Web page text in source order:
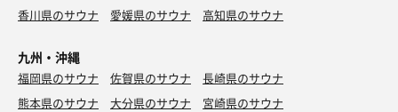
香川県のサウナ
愛媛県のサウナ 高知県のサウナ
九州・沖縄
福岡県のサウナ 佐賀県のサウナ
長崎県のサウナ
熊本県のサウナ
大分県のサウナ
宮崎県のサウナ